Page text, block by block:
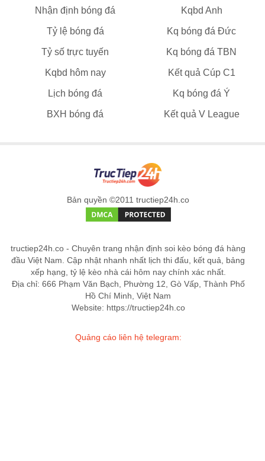
Nhận định bóng đá Kqbd Anh
Tỷ lệ bóng đá Kq bóng đá Đức
Tỷ số trực tuyến Kq bóng đá TBN
Kqbd hôm nay Kết quả Cúp C1
Lịch bóng đá Kq bóng đá Ý
BXH bóng đá Kết quả V League
Bản quyền ©2011 tructiep24h.co
tructiep24h.co - Chuyên trang nhận định soi kèo bóng đá hàng
đầu Việt Nam. Cập nhật nhanh nhất lịch thi đấu, kết quả, bảng
xếp hạng, tỷ lệ kèo nhà cái hôm nay chính xác nhất.
Địa chỉ: 666 Phạm Văn Bạch, Phường 12, Gò Vấp, Thành Phố
Hồ Chí Minh, Việt Nam
Website: https://tructiep24h.co
Quảng cáo liên hệ telegram: